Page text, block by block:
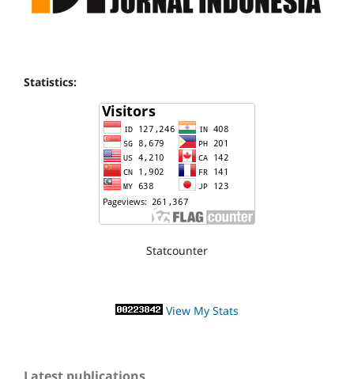
Statistics:
Statcounter
View My Stats
Latest publications